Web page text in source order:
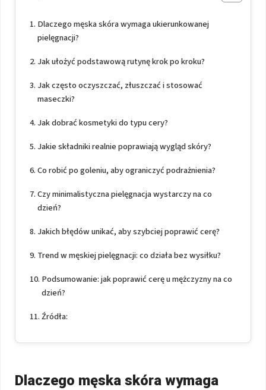
Dlaczego męska skóra wymaga ukierunkowanej
pielęgnacji?
Jak ułożyć podstawową rutynę krok po kroku?
Jak często oczyszczać, złuszczać i stosować
maseczki?
Jak dobrać kosmetyki do typu cery?
Jakie składniki realnie poprawiają wygląd skóry?
Co robić po goleniu, aby ograniczyć podrażnienia?
Czy minimalistyczna pielęgnacja wystarczy na co
dzień?
Jakich błędów unikać, aby szybciej poprawić cerę?
Trend w męskiej pielęgnacji: co działa bez wysiłku?
Podsumowanie: jak poprawić cerę u mężczyzny na co
dzień?
Źródła:
Dlaczego męska skóra wymaga